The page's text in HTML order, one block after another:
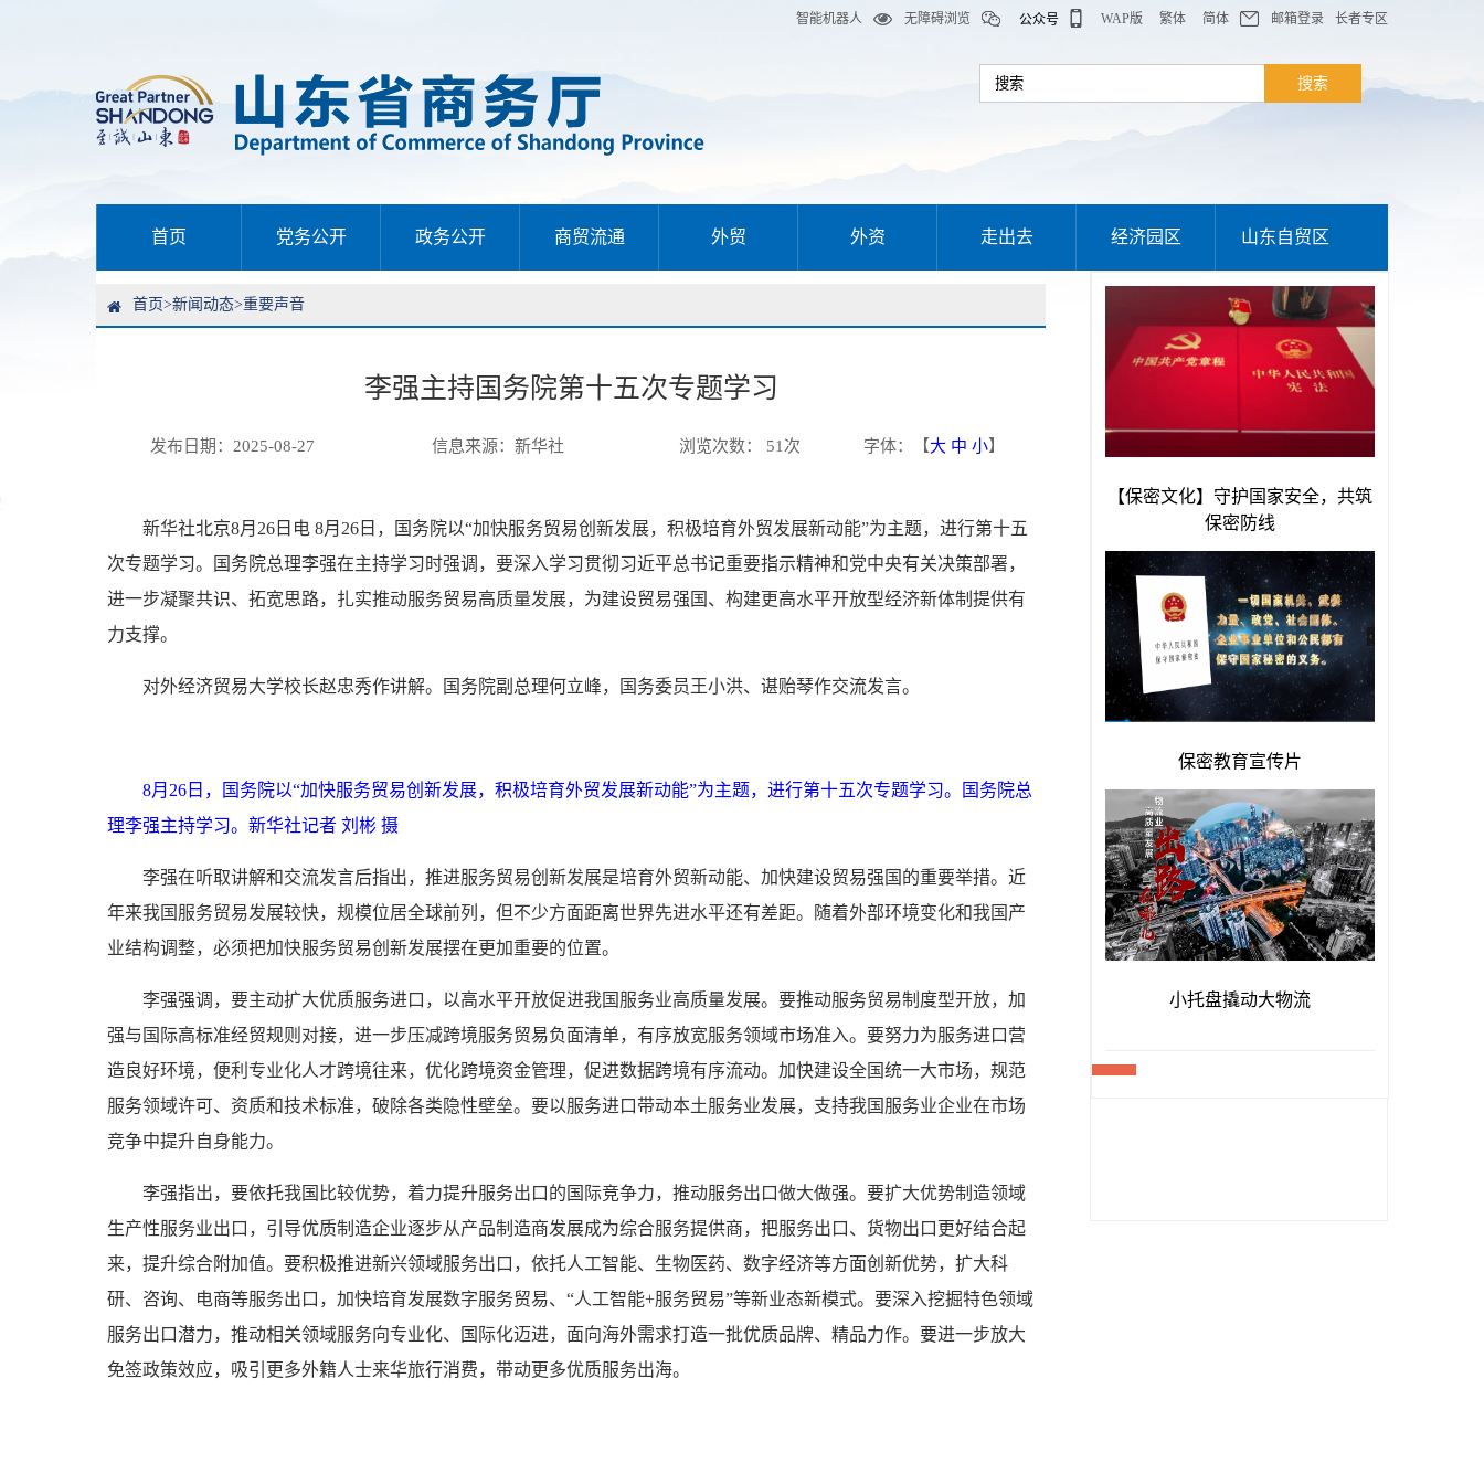
智能机器人 无障碍浏览 公众号 WAP版 繁体 简体 邮箱登录 长者专区
首页 党务公开 政务公开 商贸流通 外贸 外资 走出去 经济园区 山东自贸区
首页>新闻动态>重要声音
李强主持国务院第十五次专题学习
发布日期：2025-08-27 信息来源： 新华社 浏览次数： 51 次 字体：【大中 小】
新华社北京8月26日电 8月26日，国务院以“加快服务贸易创新发展，积极培育外贸发展新动能”为主题，进行第十五
次专题学习。国务院总理李强在主持学习时强调，要深入学习贯彻习近平总书记重要指示精神和党中央有关决策部署，
进一步凝聚共识、拓宽思路，扎实推动服务贸易高质量发展，为建设贸易强国、构建更高水平开放型经济新体制提供有
力支撑。
对外经济贸易大学校长赵忠秀作讲解。国务院副总理何立峰，国务委员王小洪、谌贻琴作交流发言。
8月26日，国务院以“加快服务贸易创新发展，积极培育外贸发展新动能”为主题，进行第十五次专题学习。国务院总
理李强主持学习。新华社记者 刘彬 摄
李强在听取讲解和交流发言后指出，推进服务贸易创新发展是培育外贸新动能、加快建设贸易强国的重要举措。近
年来我国服务贸易发展较快，规模位居全球前列，但不少方面距离世界先进水平还有差距。随着外部环境变化和我国产
业结构调整，必须把加快服务贸易创新发展摆在更加重要的位置。
李强强调，要主动扩大优质服务进口，以高水平开放促进我国服务业高质量发展。要推动服务贸易制度型开放，加
强与国际高标准经贸规则对接，进一步压减跨境服务贸易负面清单，有序放宽服务领域市场准入。要努力为服务进口营
造良好环境，便利专业化人才跨境往来，优化跨境资金管理，促进数据跨境有序流动。加快建设全国统一大市场，规范
服务领域许可、资质和技术标准，破除各类隐性壁垒。要以服务进口带动本土服务业发展，支持我国服务业企业在市场
竞争中提升自身能力。
李强指出，要依托我国比较优势，着力提升服务出口的国际竞争力，推动服务出口做大做强。要扩大优势制造领域
生产性服务业出口，引导优质制造企业逐步从产品制造商发展成为综合服务提供商，把服务出口、货物出口更好结合起
来，提升综合附加值。要积极推进新兴领域服务出口，依托人工智能、生物医药、数字经济等方面创新优势，扩大科
研、咨询、电商等服务出口，加快培育发展数字服务贸易、“人工智能+服务贸易”等新业态新模式。要深入挖掘特色领域
服务出口潜力，推动相关领域服务向专业化、国际化迈进，面向海外需求打造一批优质品牌、精品力作。要进一步放大
免签政策效应，吸引更多外籍人士来华旅行消费，带动更多优质服务出海。